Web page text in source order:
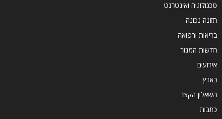
טכנולוגיה ואינטרנט
תזונה נכונה
בריאות ורפואה
חדשות המגזר
אירועים
בארץ
השאלון הקצר
כתבות